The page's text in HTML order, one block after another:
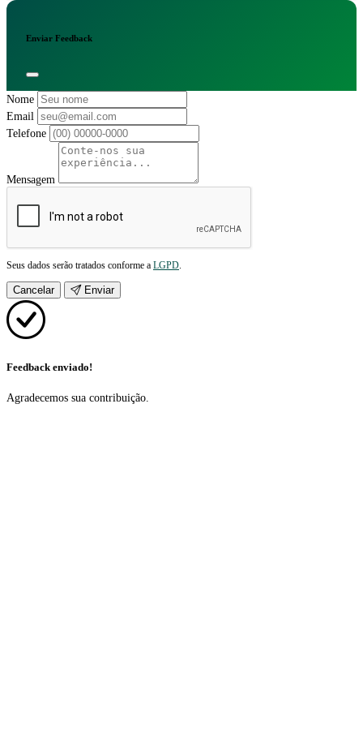
Enviar Feedback
Nome
Email
Telefone
Mensagem
Seus dados serão tratados conforme a LGPD.
Cancelar Enviar
Feedback enviado!
Agradecemos sua contribuição.